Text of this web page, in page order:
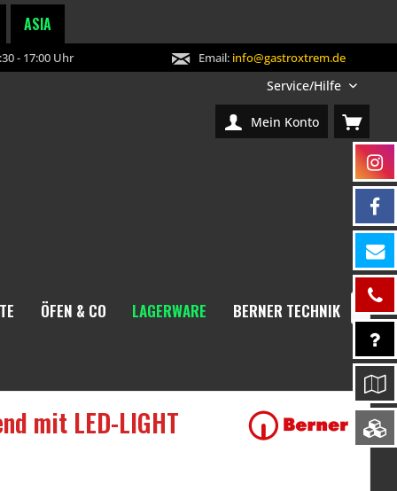
ASIA
- 17:00 Uhr Email: info@gastroxtrem.de
Service/Hilfe
Mein Konto
ÖFEN & CO LAGERWARE BERNER TECHNIK
mit LED-LIGHT